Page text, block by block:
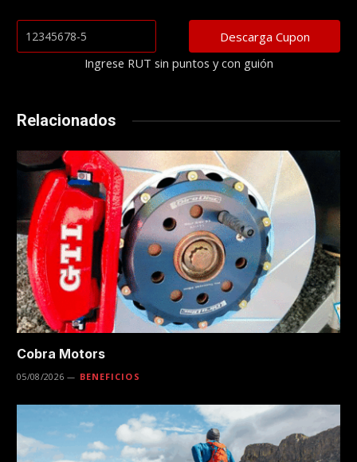
Ingrese RUT sin puntos y con guión
Relacionados
Cobra Motors
05/08/2026 BENEFICIOS